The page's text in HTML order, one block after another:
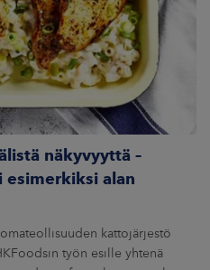
näkyvyyttä –
esimerkiksi alan
kattojärjestö
työn esille yhtenä